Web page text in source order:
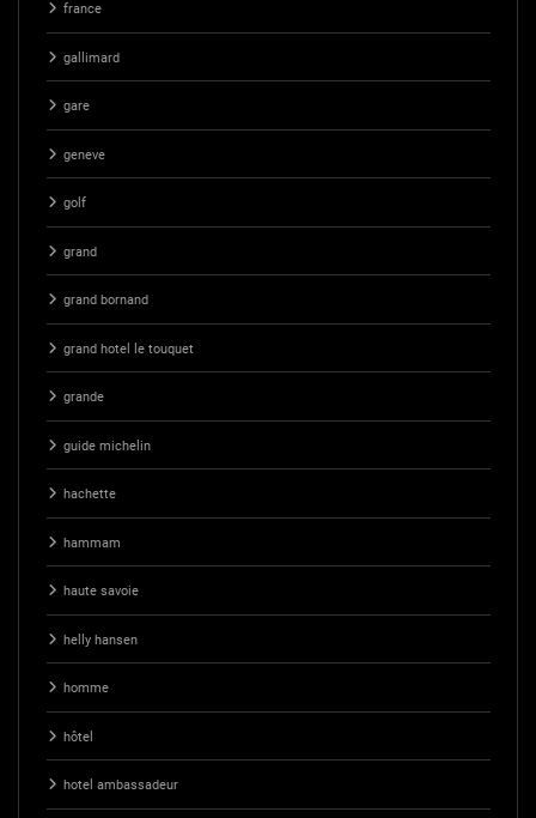
france
gallimard
gare
geneve
golf
grand
grand bornand
grand hotel le touquet
grande
guide michelin
hachette
hammam
haute savoie
helly hansen
homme
hôtel
hotel ambassadeur